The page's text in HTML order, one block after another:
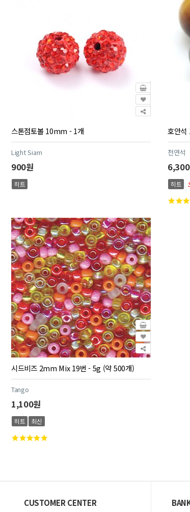
스톤점토볼 10mm - 1개
Light Siam
900원
히트
호안
천연석
히트
시드비즈 2mm Mix 19번 - 5g (약 500개)
Tango
1,100원
히트 최신
CUSTOMER CENTER